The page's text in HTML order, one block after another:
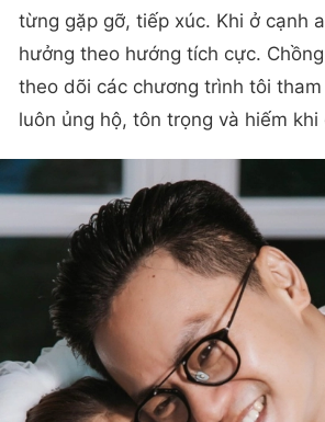
từng gặp gỡ, tiếp xúc. Khi ở cạnh
hưởng theo hướng tích cực.
theo dõi các chương trình tôi
luôn ủng hộ, tôn trọng và hiếm khi